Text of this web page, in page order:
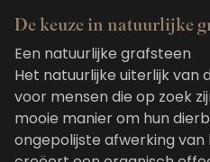
De keuze in natuurlijke
Een natuurlijke grafsteen
Het natuurlijke uiterlijk van
voor mensen die op zoek
mooie manier om hun
ongepolijste afwerking